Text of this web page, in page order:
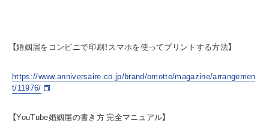
【婚姻届をコンビニで印刷！スマホを使ってプリントする方法】
https://www.anniversaire.co.jp/brand/omotte/magazine/arrangemen
t/11976/
【YouTube婚姻届の書き方 完全マニュアル】